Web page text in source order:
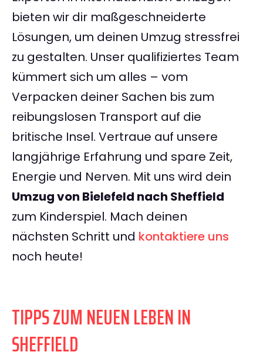
bieten wir dir maßgeschneiderte
Lösungen, um deinen Umzug stressfrei
zu gestalten. Unser qualifiziertes Team
kümmert sich um alles – vom
Verpacken deiner Sachen bis zum
reibungslosen Transport auf die
britische Insel. Vertraue auf unsere
langjährige Erfahrung und spare Zeit,
Energie und Nerven. Mit uns wird dein
Umzug von Bielefeld nach Sheffield
zum Kinderspiel. Mach deinen
nächsten Schritt und kontaktiere uns
noch heute!
TIPPS ZUM NEUEN LEBEN IN
SHEFFIELD